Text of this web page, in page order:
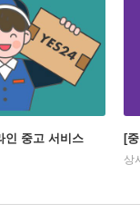
인 중고 서비스 [
상